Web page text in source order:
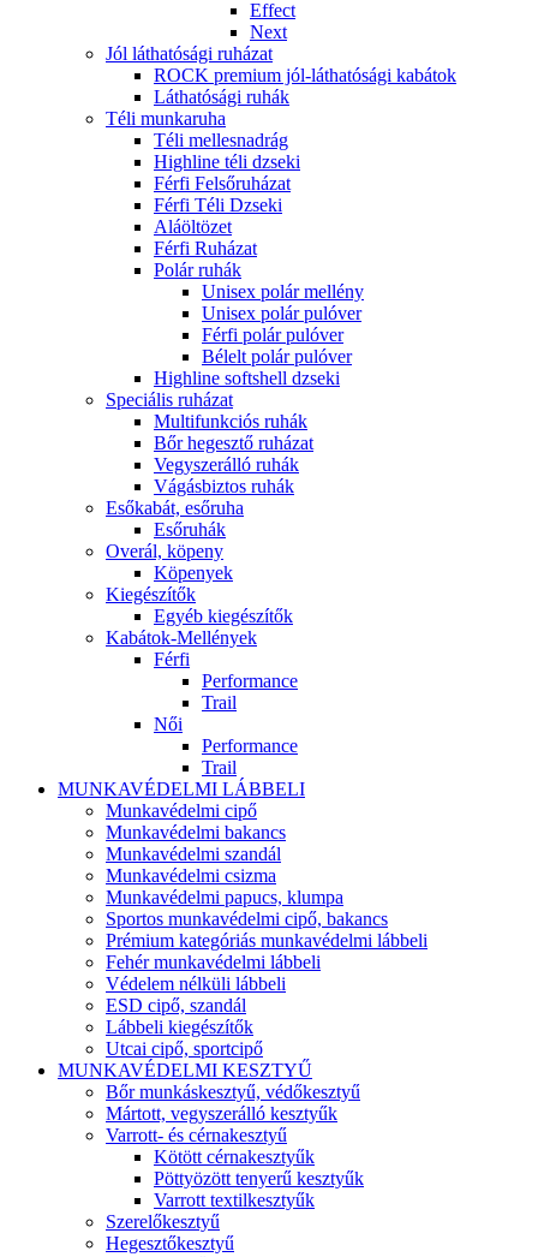
Effect
Next
Jól láthatósági ruházat
ROCK premium jól-láthatósági kabátok
Láthatósági ruhák
Téli munkaruha
Téli mellesnadrág
Highline téli dzseki
Férfi Felsőruházat
Férfi Téli Dzseki
Aláöltözet
Férfi Ruházat
Polár ruhák
Unisex polár mellény
Unisex polár pulóver
Férfi polár pulóver
Bélelt polár pulóver
Highline softshell dzseki
Speciális ruházat
Multifunkciós ruhák
Bőr hegesztő ruházat
Vegyszerálló ruhák
Vágásbiztos ruhák
Esőkabát, esőruha
Esőruhák
Overál, köpeny
Köpenyek
Kiegészítők
Egyéb kiegészítők
Kabátok-Mellények
Férfi
Performance
Trail
Női
Performance
Trail
MUNKAVÉDELMI LÁBBELI
Munkavédelmi cipő
Munkavédelmi bakancs
Munkavédelmi szandál
Munkavédelmi csizma
Munkavédelmi papucs, klumpa
Sportos munkavédelmi cipő, bakancs
Prémium kategóriás munkavédelmi lábbeli
Fehér munkavédelmi lábbeli
Védelem nélküli lábbeli
ESD cipő, szandál
Lábbeli kiegészítők
Utcai cipő, sportcipő
MUNKAVÉDELMI KESZTYŰ
Bőr munkáskesztyű, védőkesztyű
Mártott, vegyszerálló kesztyűk
Varrott- és cérnakesztyű
Kötött cérnakesztyűk
Pöttyözött tenyerű kesztyűk
Varrott textilkesztyűk
Szerelőkesztyű
Hegesztőkesztyű